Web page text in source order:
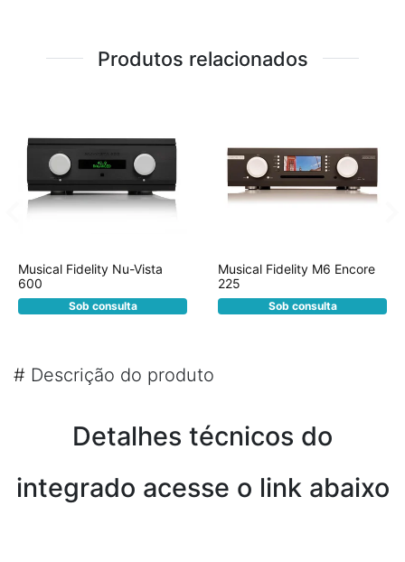
Produtos relacionados
Musical Fidelity Nu-Vista
600
Sob consulta
Musical Fidelity M6 Encore
225
Sob consulta
# Descrição do produto
Detalhes técnicos do
integrado acesse o link abaixo